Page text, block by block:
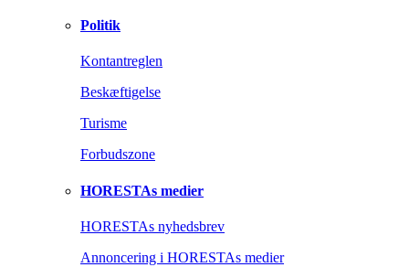
Politik
Kontantreglen
Beskæftigelse
Turisme
Forbudszone
HORESTAs medier
HORESTAs nyhedsbrev
Annoncering i HORESTAs medier